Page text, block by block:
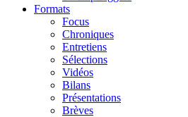
Formats
Focus
Chroniques
Entretiens
Sélections
Vidéos
Bilans
Présentations
Brèves